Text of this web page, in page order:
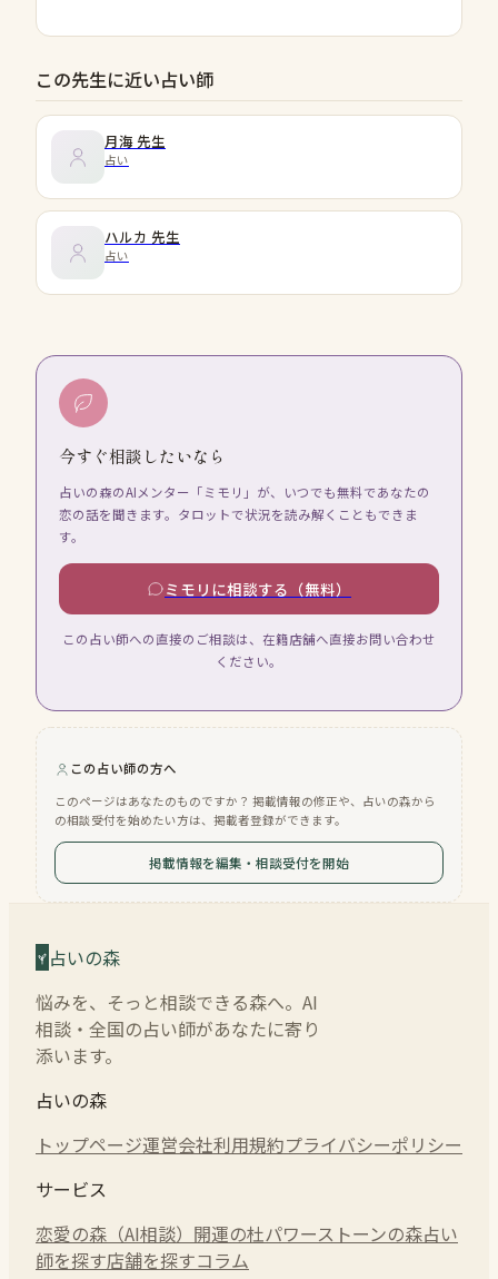
この先生に近い占い師
月海 先生
占い
ハルカ 先生
占い
今すぐ相談したいなら
占いの森のAIメンター「ミモリ」が、いつでも無料であなたの
恋の話を聞きます。タロットで状況を読み解くこともできま
す。
ミモリに相談する（無料）
この占い師への直接のご相談は、在籍店舗へ直接お問い合わせ
ください。
この占い師の方へ
このページはあなたのものですか？ 掲載情報の修正や、占いの森から
の相談受付を始めたい方は、掲載者登録ができます。
掲載情報を編集・相談受付を開始
占いの森
悩みを、そっと相談できる森へ。AI
相談・全国の占い師があなたに寄り
添います。
占いの森
トップページ運営会社利用規約プライバシーポリシー
サービス
恋愛の森（AI相談） 開運の杜パワーストーンの森占い
師を探す店舗を探すコラム